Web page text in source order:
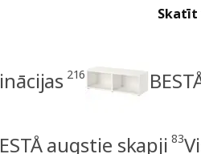
Skatīt
216
augstie skapji 83